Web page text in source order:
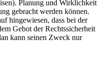
Planung und Wirklichkeit
gebracht werden können.
hingewiesen, dass bei der
Gebot der Rechtssicherheit
kann seinen Zweck nur